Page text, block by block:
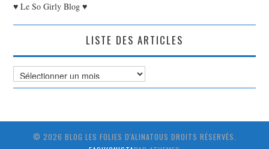
♥ Le So Girly Blog ♥
LISTE DES ARTICLES
Liste
des
© 2026 BLOG LES FOLIES D'ALINATOUS DROITS RÉSERVÉS.